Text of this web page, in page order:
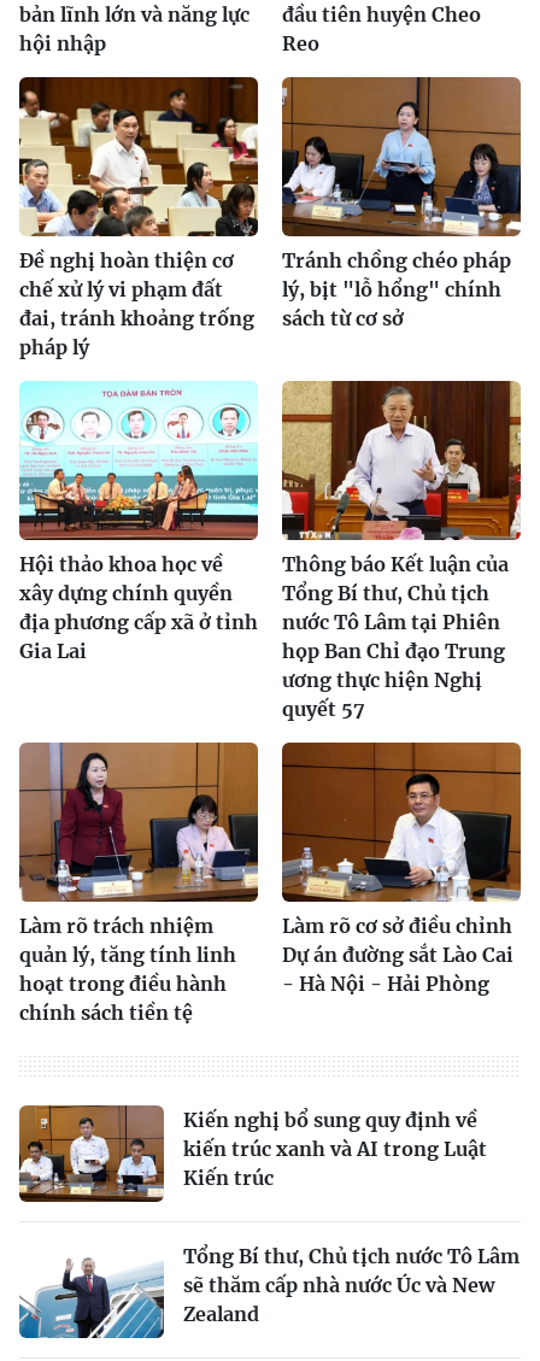
bản lĩnh lớn và năng lực
hội nhập
đầu tiên huyện Cheo
Reo
Đề nghị hoàn thiện cơ
chế xử lý vi phạm đất
đai, tránh khoảng trống
pháp lý
Tránh chồng chéo pháp
lý, bịt "lỗ hổng" chính
sách từ cơ sở
Hội thảo khoa học về
xây dựng chính quyền
địa phương cấp xã ở tỉnh
Gia Lai
Thông báo Kết luận của
Tổng Bí thư, Chủ tịch
nước Tô Lâm tại Phiên
họp Ban Chỉ đạo Trung
ương thực hiện Nghị
quyết 57
Làm rõ trách nhiệm
quản lý, tăng tính linh
hoạt trong điều hành
chính sách tiền tệ
Làm rõ cơ sở điều chỉnh
Dự án đường sắt Lào Cai
- Hà Nội - Hải Phòng
Kiến nghị bổ sung quy định về
kiến trúc xanh và AI trong Luật
Kiến trúc
Tổng Bí thư, Chủ tịch nước Tô Lâm
sẽ thăm cấp nhà nước Úc và New
Zealand